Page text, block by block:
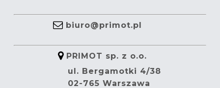
biuro@primot.pl
PRIMOT sp. z o.o.
ul. Bergamotki 4/38
02-765 Warszawa